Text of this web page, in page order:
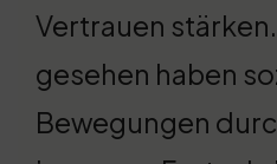
Vertrauen
gesehen haben
Bewegungen